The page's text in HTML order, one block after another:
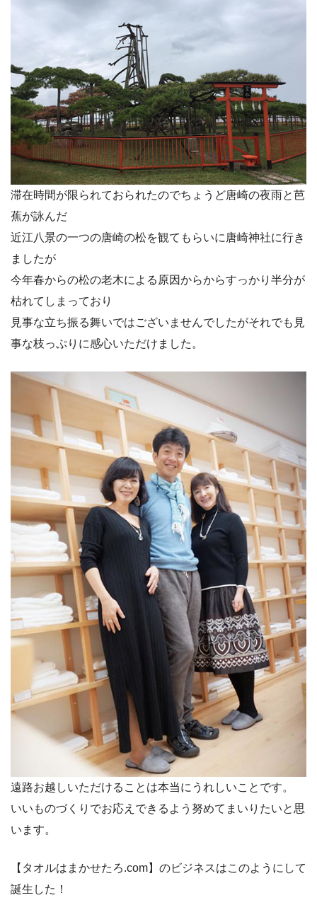
滞在時間が限られておられたのでちょうど唐崎の夜雨と芭
蕉が詠んだ
近江八景の一つの唐崎の松を観てもらいに唐崎神社に行き
ましたが
今年春からの松の老木による原因からからすっかり半分が
枯れてしまっており
見事な立ち振る舞いではございませんでしたがそれでも見
事な枝っぷりに感心いただけました。
遠路お越しいただけることは本当にうれしいことです。
いいものづくりでお応えできるよう努めてまいりたいと思
います。
【タオルはまかせたろ.com】のビジネスはこのようにして
誕生した！